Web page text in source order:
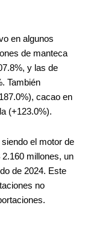
en algunos
de manteca
y las de
También
cacao en
(+123.0%).
el motor de
millones, un
de 2024. Este
no